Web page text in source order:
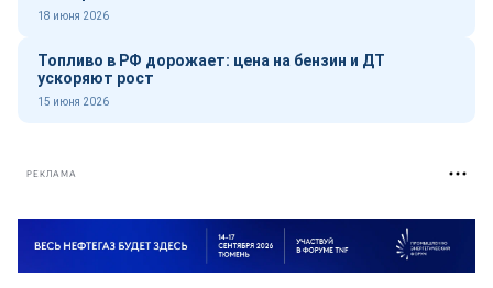
18 июня 2026
Топливо в РФ дорожает: цена на бензин и ДТ
ускоряют рост
15 июня 2026
РЕКЛАМА